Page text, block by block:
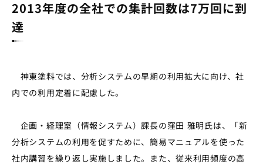
2013年度の全社での集計回数は7万回に到
達
神東塗料では、分析システムの早期の利用拡大に向け、社
内での利用定着に配慮した。
企画・経理室（情報システム）課長の窪田 雅明氏は、「新
分析システムの利用を促すために、簡易マニュアルを使った
社内講習を繰り返し実施しました。また、従来利用頻度の高